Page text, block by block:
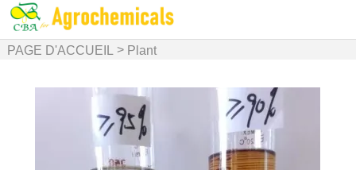
PAGE D'ACCUEIL > Plant
hormones végétales